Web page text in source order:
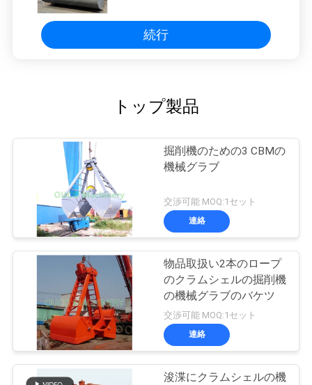
続行
トップ製品
掘削機のための3 CBMの
機械グラブ
交渉可能 MOQ:1セット
連絡
物品取扱い2本のロープ
のクラムシェルの掘削機
の機械グラブのバケツ
交渉可能 MOQ:1セット
連絡
浚渫にクラムシェルの機